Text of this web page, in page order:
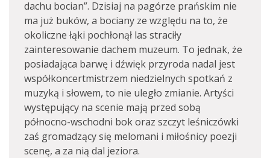
dachu bocian”. Dzisiaj na pagórze prańskim nie
ma już buków, a bociany ze względu na to, że
okoliczne łąki pochłonął las straciły
zainteresowanie dachem muzeum. To jednak, że
posiadająca barwę i dźwięk przyroda nadal jest
współkoncertmistrzem niedzielnych spotkań z
muzyką i słowem, to nie uległo zmianie. Artyści
występujący na scenie mają przed sobą
północno-wschodni bok oraz szczyt leśniczówki
zaś gromadzący się melomani i miłośnicy poezji
scenę, a za nią dal jeziora.